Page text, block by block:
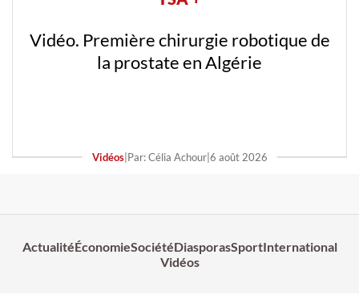
Vidéo. Première chirurgie robotique de
la prostate en Algérie
Vidéos| Par: Célia Achour| 6 août 2026
ActualitéÉconomieSociétéDiasporasSportInternational
Vidéos